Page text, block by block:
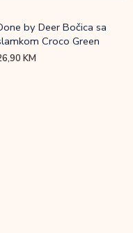
by Deer Bočica sa
Croco Green
KM